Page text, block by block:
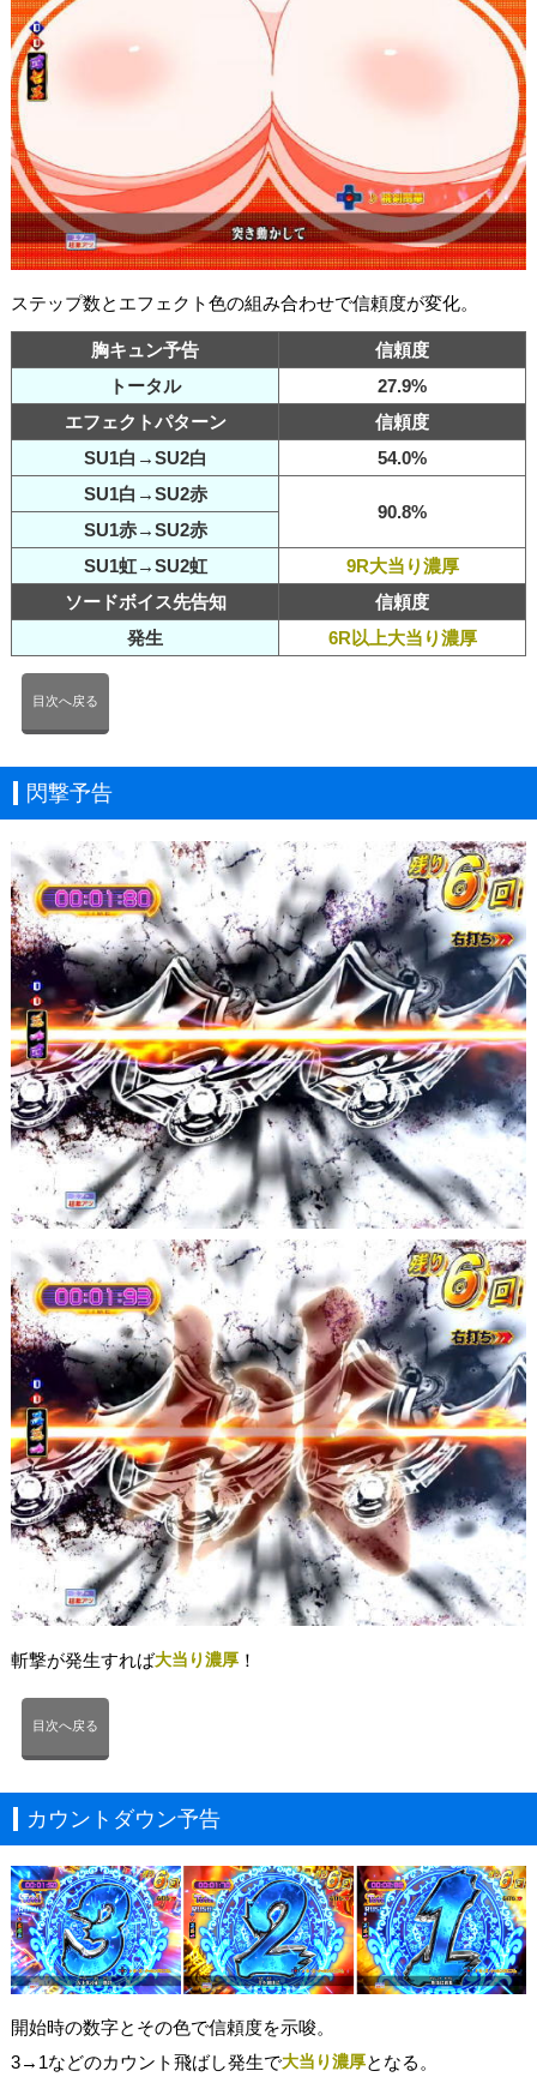
ステップ数とエフェクト色の組み合わせで信頼度が変化。
胸キュン予告
信頼度
トータル
27.9%
エフェクトパターン
信頼度
SU1白→SU2白
54.0%
SU1白→SU2赤
90.8%
SU1赤→SU2赤
SU1虹→SU2虹
9R大当り濃厚
ソードボイス先告知
信頼度
発生
6R以上大当り濃厚
目次へ戻る
閃撃予告
斬撃が発生すれば大当り濃厚！
目次へ戻る
カウントダウン予告
開始時の数字とその色で信頼度を示唆。
3→1などのカウント飛ばし発生で大当り濃厚となる。